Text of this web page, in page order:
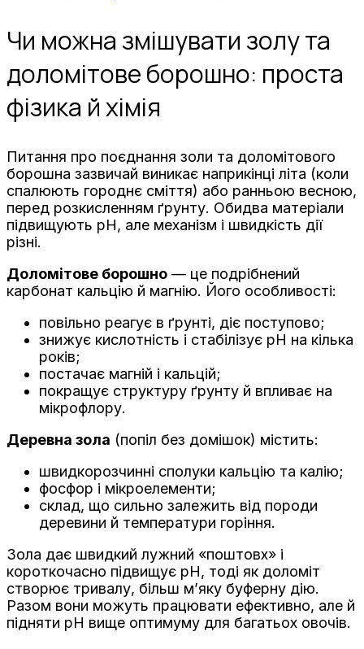
Чи можна змішувати золу та
доломітове борошно: проста
фізика й хімія
Питання про поєднання золи та доломітового
борошна зазвичай виникає наприкінці літа (коли
спалюють городнє сміття) або ранньою весною,
перед розкисленням ґрунту. Обидва матеріали
підвищують pH, але механізм і швидкість дії
різні.
Доломітове борошно — це подрібнений
карбонат кальцію й магнію. Його особливості:
повільно реагує в ґрунті, діє поступово;
знижує кислотність і стабілізує pH на кілька
років;
постачає магній і кальцій;
покращує структуру ґрунту й впливає на
мікрофлору.
Деревна зола (попіл без домішок) містить:
швидкорозчинні сполуки кальцію та калію;
фосфор і мікроелементи;
склад, що сильно залежить від породи
деревини й температури горіння.
Зола дає швидкий лужний «поштовх» і
короткочасно підвищує pH, тоді як доломіт
створює тривалу, більш м’яку буферну дію.
Разом вони можуть працювати ефективно, але й
підняти pH вище оптимуму для багатьох овочів.